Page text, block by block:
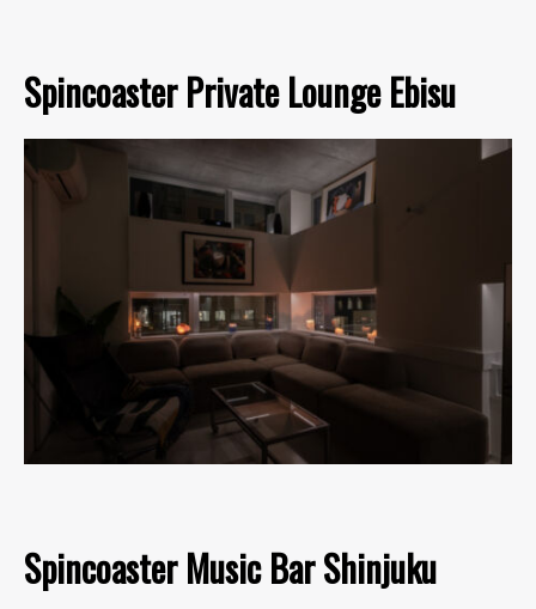
Spincoaster Private Lounge Ebisu
Spincoaster Music Bar Shinjuku